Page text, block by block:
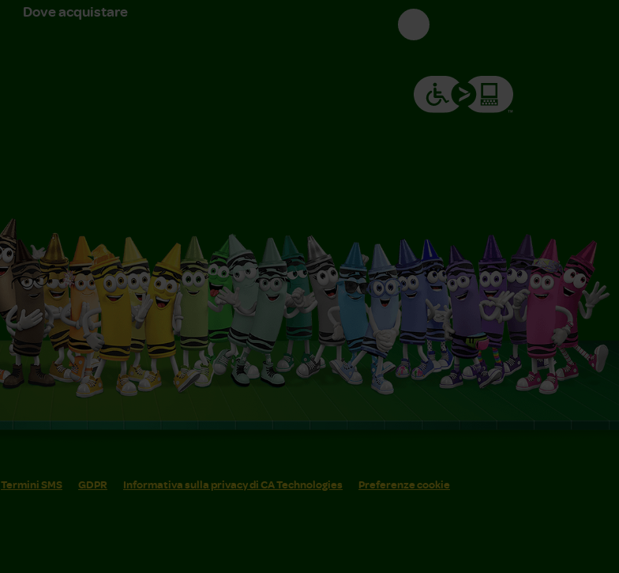
Dove acquistare
Email
Termini SMS GDPR Informativa sulla privacy di CA Technologies
Preferenze cookie